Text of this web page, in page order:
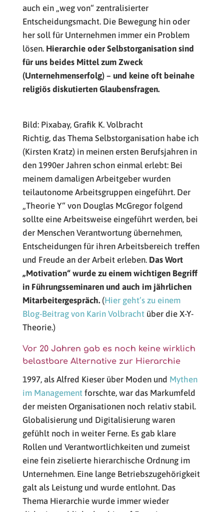
auch ein „weg von“ zentralisierter
Entscheidungsmacht. Die Bewegung hin oder
her soll für Unternehmen immer ein Problem
lösen. Hierarchie oder Selbstorganisation sind
für uns beides Mittel zum Zweck
(Unternehmenserfolg) – und keine oft beinahe
religiös diskutierten Glaubensfragen.
Bild: Pixabay, Grafik K. Volbracht
Richtig, das Thema Selbstorganisation habe ich
(Kirsten Kratz) in meinen ersten Berufsjahren in
den 1990er Jahren schon einmal erlebt: Bei
meinem damaligen Arbeitgeber wurden
teilautonome Arbeitsgruppen eingeführt. Der
„Theorie Y“ von Douglas McGregor folgend
sollte eine Arbeitsweise eingeführt werden, bei
der Menschen Verantwortung übernehmen,
Entscheidungen für ihren Arbeitsbereich treffen
und Freude an der Arbeit erleben. Das Wort
„Motivation“ wurde zu einem wichtigen Begriff
in Führungsseminaren und auch im jährlichen
Mitarbeitergespräch.(Hier geht’s zu einem
Blog-Beitrag von Karin Volbrachtüber die X-Y-
Theorie.)
Vor 20 Jahren gab es noch keine wirklich
belastbare Alternative zur Hierarchie
1997, als Alfred Kieser über Moden und Mythen
im Managementforschte, war das Markumfeld
der meisten Organisationen noch relativ stabil.
Globalisierung und Digitalisierung waren
gefühlt noch in weiter Ferne. Es gab klare
Rollen und Verantwortlichkeiten und zumeist
eine fein ziselierte hierarchische Ordnung im
Unternehmen. Eine lange Betriebszugehörigkeit
galt als Leistung und wurde entlohnt. Das
Thema Hierarchie wurde immer wieder